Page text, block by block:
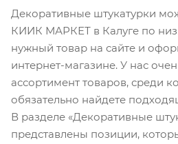
Декоративные штукатурки
КИИК МАРКЕТ в Калуге по
нужный товар на сайте и
интернет-магазине. У нас
ассортимент товаров, среди
обязательно найдете
В разделе «Декоративные
представлены позиции,